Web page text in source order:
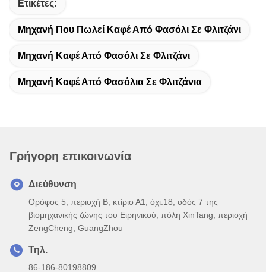
Ετικέτες:
Μηχανή Που Πωλεί Καφέ Από Φασόλι Σε Φλιτζάνι
Μηχανή Καφέ Από Φασόλι Σε Φλιτζάνι
Μηχανή Καφέ Από Φασόλια Σε Φλιτζάνια
Γρήγορη επικοινωνία
Διεύθυνση
Ορόφος 5, περιοχή Β, κτίριο Α1, όχι.18, οδός 7 της
βιομηχανικής ζώνης του Ειρηνικού, πόλη XinTang, περιοχή
ZengCheng, GuangZhou
Τηλ.
86-186-80198809